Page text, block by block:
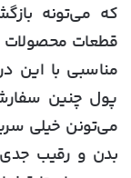
که می‌تونه
قطعات محصولات
مناسبی با این
پول چنین
می‌تونن خیلی
بدن و رقیب جدی